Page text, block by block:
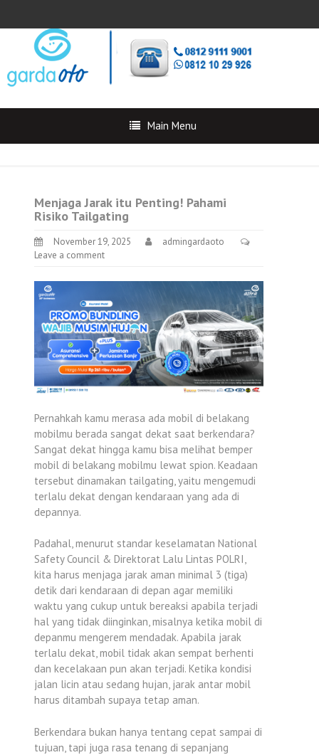
Main Menu
Menjaga Jarak itu Penting! Pahami
Risiko Tailgating
November 19, 2025
admingardaoto
Leave a comment
Pernahkah kamu merasa ada mobil di belakang
mobilmu berada sangat dekat saat berkendara?
Sangat dekat hingga kamu bisa melihat bemper
mobil di belakang mobilmu lewat spion. Keadaan
tersebut dinamakan tailgating, yaitu mengemudi
terlalu dekat dengan kendaraan yang ada di
depannya.
Padahal, menurut standar keselamatan National
Safety Council & Direktorat Lalu Lintas POLRI,
kita harus menjaga jarak aman minimal 3 (tiga)
detik dari kendaraan di depan agar memiliki
waktu yang cukup untuk bereaksi apabila terjadi
hal yang tidak diinginkan, misalnya ketika mobil di
depanmu mengerem mendadak. Apabila jarak
terlalu dekat, mobil tidak akan sempat berhenti
dan kecelakaan pun akan terjadi. Ketika kondisi
jalan licin atau sedang hujan, jarak antar mobil
harus ditambah supaya tetap aman.
Berkendara bukan hanya tentang cepat sampai di
tujuan, tapi juga rasa tenang di sepanjang